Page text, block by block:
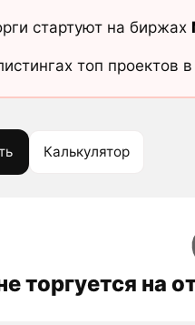
стартуют на биржах
топ проектов
Калькулятор
торгуется на